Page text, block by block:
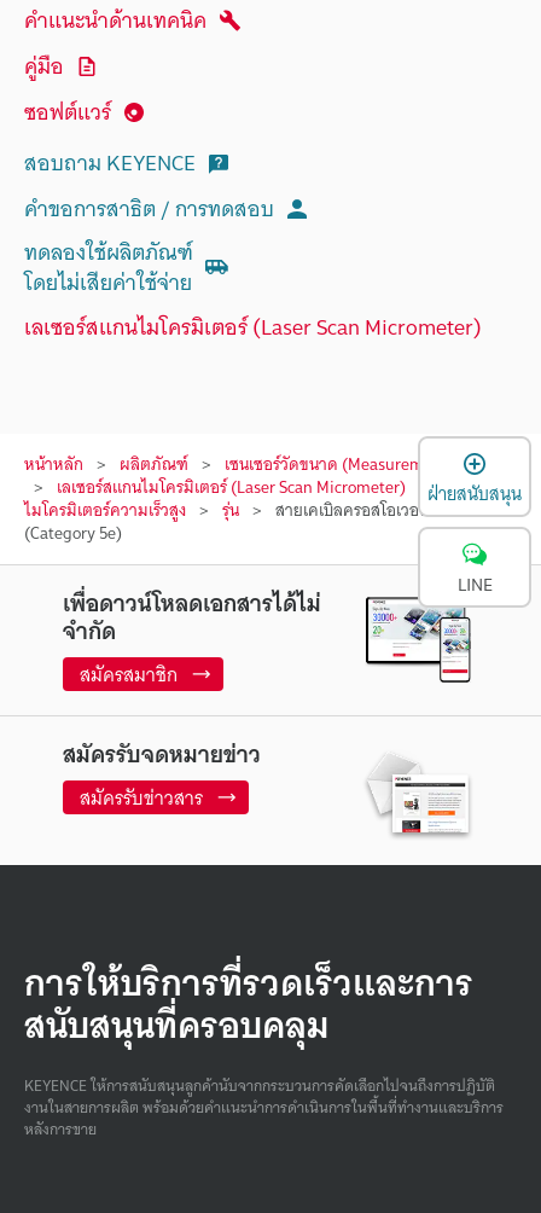
คำแนะนำด้านเทคนิค
คู่มือ
ซอฟต์แวร์
สอบถาม KEYENCE
คำขอการสาธิต / การทดสอบ
ทดลองใช้ผลิตภัณฑ์
โดยไม่เสียค่าใช้จ่าย
เลเซอร์สแกนไมโครมิเตอร์ (Laser Scan Micrometer)
หน้าหลัก ผลิตภัณฑ์ เซนเซอร์วัดขนาด (Measurement Sensors)
เลเซอร์สแกนไมโครมิเตอร์ (Laser Scan Micrometer) ออปติคัล
ไมโครมิเตอร์ความเร็วสูง รุ่น สายเคเบิลครอสโอเวอร์ Ethernet
(Category 5e)
เพื่อดาวน์โหลดเอกสารได้ไม่
จำกัด
สมัครสมาชิก
สมัครรับจดหมายข่าว
สมัครรับข่าวสาร
การให้บริการที่รวดเร็วและการ
สนับสนุนที่ครอบคลุม
KEYENCE ให้การสนับสนุนลูกค้านับจากกระบวนการคัดเลือกไปจนถึงการปฏิบัติ
งานในสายการผลิต พร้อมด้วยคําแนะนําการดําเนินการในพื้นที่ทํางานและบริการ
หลังการขาย
ฝ่ายสนับสนุน
LINE